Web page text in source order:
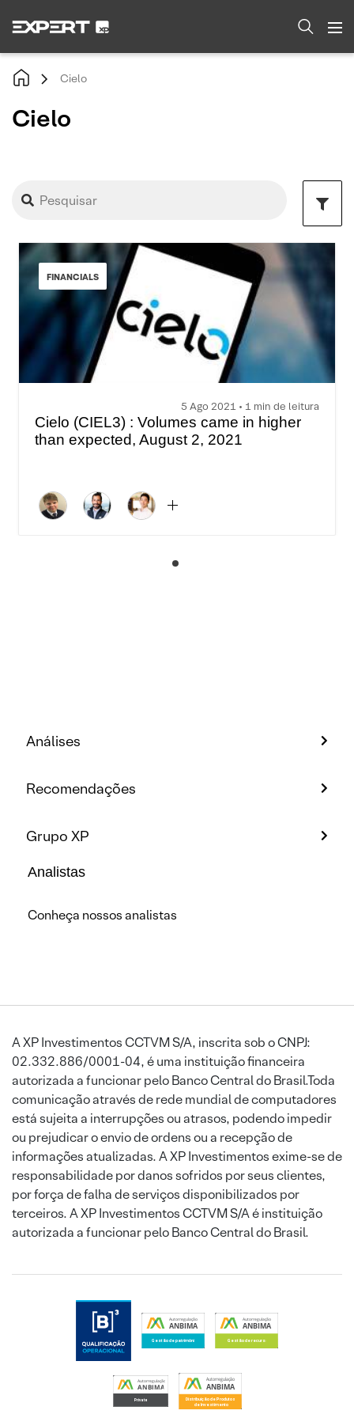
Cielo
Cielo
FINANCIALS
5 Ago 2021 • 1 min de leitura
Cielo (CIEL3) : Volumes came in higher
than expected, August 2, 2021
Análises
Recomendações
Grupo XP
Analistas
Conheça nossos analistas
A XP Investimentos CCTVM S/A, inscrita sob o CNPJ:
02.332.886/0001-04, é uma instituição financeira
autorizada a funcionar pelo Banco Central do Brasil.Toda
comunicação através de rede mundial de computadores
está sujeita a interrupções ou atrasos, podendo impedir
ou prejudicar o envio de ordens ou a recepção de
informações atualizadas. A XP Investimentos exime-se de
responsabilidade por danos sofridos por seus clientes,
por força de falha de serviços disponibilizados por
terceiros. A XP Investimentos CCTVM S/A é instituição
autorizada a funcionar pelo Banco Central do Brasil.